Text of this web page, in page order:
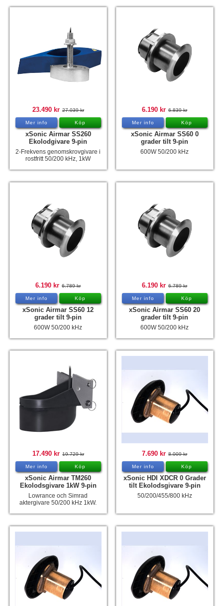
23.490 kr 27.039 kr
Mer info Köp
xSonic Airmar SS260
Ekolodgivare 9-pin
2-Frekvens genomskrovgivare i
rostfritt 50/200 kHz, 1kW
6.190 kr 6.839 kr
Mer info Köp
xSonic Airmar SS60 0
grader tilt 9-pin
600W 50/200 kHz
6.190 kr 6.789 kr
Mer info Köp
xSonic Airmar SS60 12
grader tilt 9-pin
600W 50/200 kHz
6.190 kr 6.789 kr
Mer info Köp
xSonic Airmar SS60 20
grader tilt 9-pin
600W 50/200 kHz
17.490 kr 19.729 kr
Mer info Köp
xSonic Airmar TM260
Ekolodsgivare 1kW 9-pin
Lowrance och Simrad
aktergivare 50/200 kHz 1kW.
7.690 kr 8.009 kr
Mer info Köp
xSonic HDI XDCR 0 Grader
tilt Ekolodsgivare 9-pin
50/200/455/800 kHz